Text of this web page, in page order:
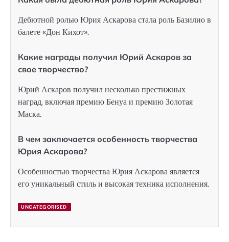
Дебютной ролью Юрия Аскарова стала роль Базилио в
балете «Дон Кихот».
Какие награды получил Юрий Аскаров за
свое творчество?
Юрий Аскаров получил несколько престижных
наград, включая премию Бенуа и премию Золотая
Маска.
В чем заключается особенность творчества
Юрия Аскарова?
Особенностью творчества Юрия Аскарова является
его уникальный стиль и высокая техника исполнения.
UNCATEGORISED